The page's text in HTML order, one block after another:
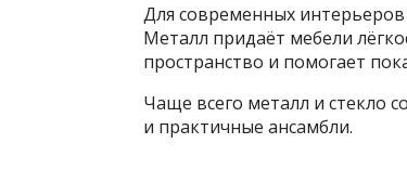
Для современных интерьеров
Металл придаёт мебели
пространство и помогает
Чаще всего металл и стекло
и практичные ансамбли.